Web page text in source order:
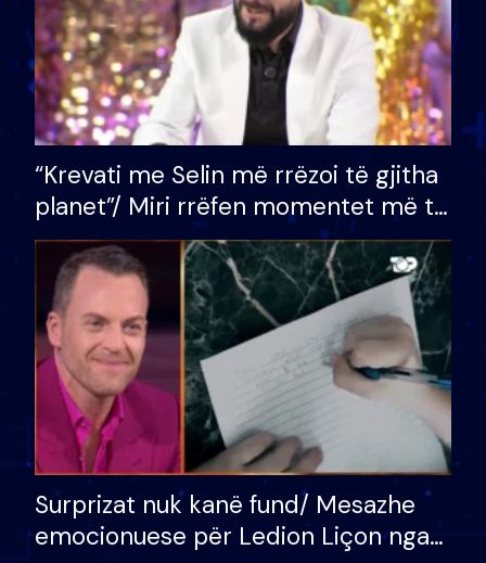
“Krevati me Selin më rrëzoi të gjitha
planet”/ Miri rrëfen momentet më të
bukura në shtëpinë e BB VIP: Do më
mungojë zilja e mëngjesit kur…
Surprizat nuk kanë fund/ Mesazhe
emocionuese për Ledion Liçon nga